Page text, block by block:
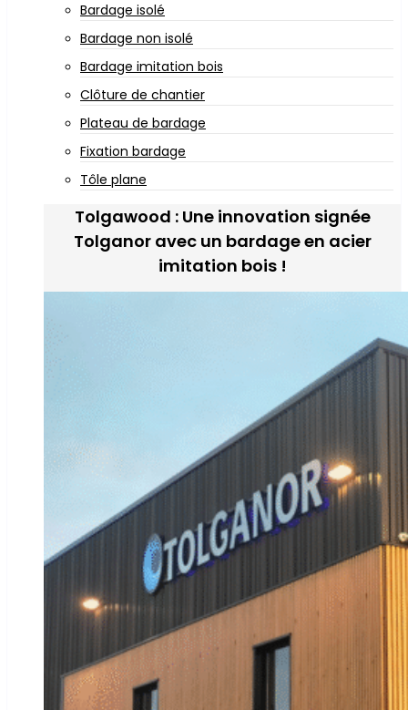
Bardage isolé
Bardage non isolé
Bardage imitation bois
Clôture de chantier
Plateau de bardage
Fixation bardage
Tôle plane
Tolgawood : Une innovation signée
Tolganor avec un bardage en acier
imitation bois !